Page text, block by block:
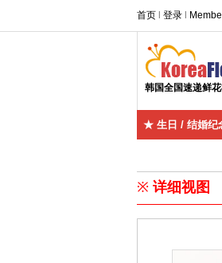
首页 登录
韩国全国速递鲜
★ 生日 / 结婚纪
※ 详细视图